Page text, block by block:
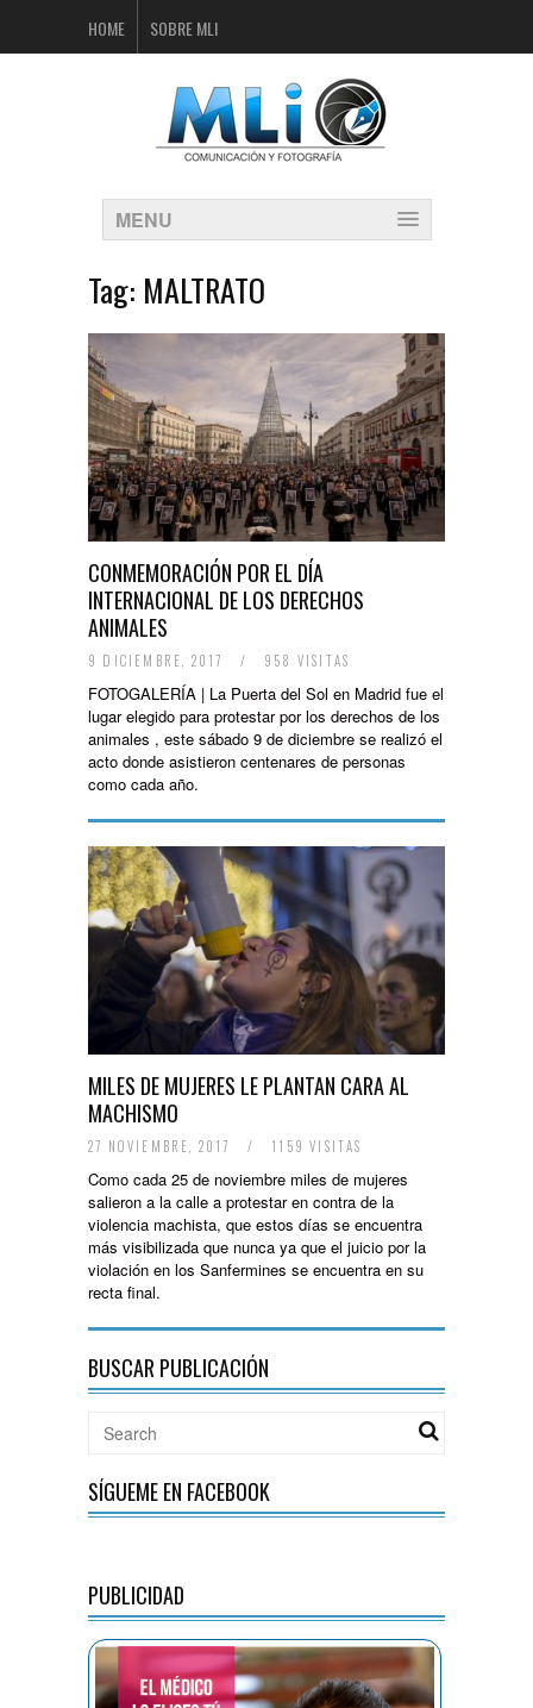
HOME SOBRE MLI
MENU
Tag: MALTRATO
CONMEMORACIÓN POR EL DÍA
INTERNACIONAL DE LOS DERECHOS
ANIMALES
9 DICIEMBRE, 2017 / 958 VISITAS
FOTOGALERÍA | La Puerta del Sol en Madrid fue el
lugar elegido para protestar por los derechos de los
animales , este sábado 9 de diciembre se realizó el
acto donde asistieron centenares de personas
como cada año.
MILES DE MUJERES LE PLANTAN CARA AL
MACHISMO
27 NOVIEMBRE, 2017 / 1159 VISITAS
Como cada 25 de noviembre miles de mujeres
salieron a la calle a protestar en contra de la
violencia machista, que estos días se encuentra
más visibilizada que nunca ya que el juicio por la
violación en los Sanfermines se encuentra en su
recta final.
BUSCAR PUBLICACIÓN
SÍGUEME EN FACEBOOK
PUBLICIDAD